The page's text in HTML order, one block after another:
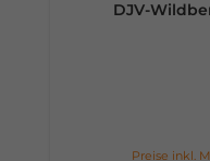
DJV-
Preise inkl.